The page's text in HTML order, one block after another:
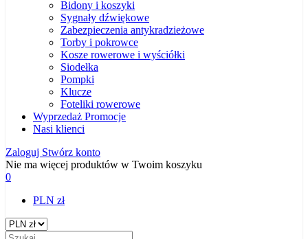
Bidony i koszyki
Sygnały dźwiękowe
Zabezpieczenia antykradzieżowe
Torby i pokrowce
Kosze rowerowe i wyściółki
Siodełka
Pompki
Klucze
Foteliki rowerowe
Wyprzedaż Promocje
Nasi klienci
Zaloguj Stwórz konto
Nie ma więcej produktów w Twoim koszyku
0
PLN zł